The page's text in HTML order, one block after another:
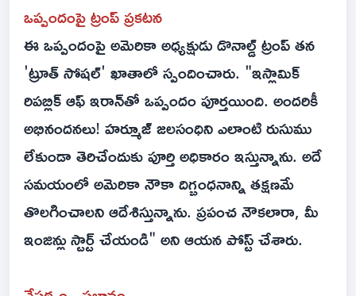
ఒప్పందంపై ట్రంప్ ప్ర‌క‌ట‌న‌
ఈ ఒప్పందంపై అమెరికా అధ్యక్షుడు డొనాల్డ్ ట్రంప్ తన
'ట్రూత్ సోషల్' ఖాతాలో స్పందించారు. "ఇస్లామిక్
రిపబ్లిక్ ఆఫ్ ఇరాన్‌తో ఒప్పందం పూర్తయింది. అందరికీ
అభినందనలు! హ‌ర్మూజ్ జలసంధిని ఎలాంటి రుసుము
లేకుండా తెరిచేందుకు పూర్తి అధికారం ఇస్తున్నాను. అదే
సమయంలో అమెరికా నౌకా దిగ్బంధనాన్ని తక్షణమే
తొలగించాలని ఆదేశిస్తున్నాను. ప్రపంచ నౌకలారా, మీ
ఇంజిన్లు స్టార్ట్ చేయండి" అని ఆయన పోస్ట్ చేశారు.